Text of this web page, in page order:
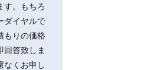
す。もちろ
ダイヤルで
もりの価格
回答致しま
なくお申し